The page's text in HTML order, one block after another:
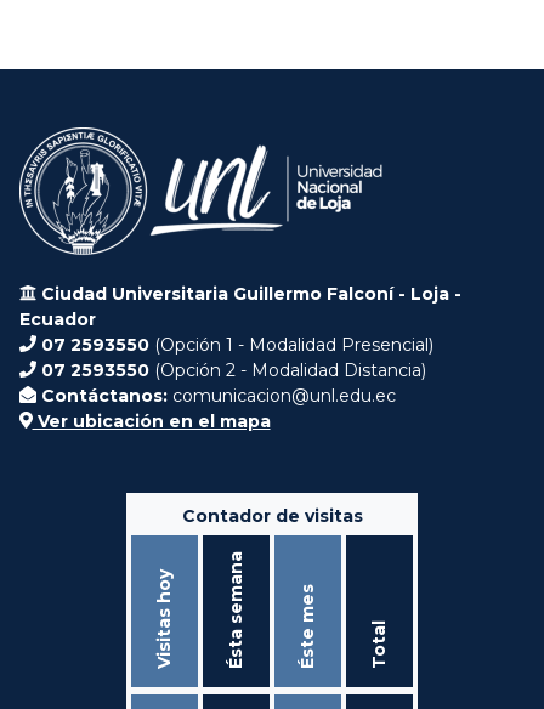
Ciudad Universitaria Guillermo Falconí - Loja -
Ecuador
07 2593550 (Opción 1 - Modalidad Presencial)
07 2593550 (Opción 2 - Modalidad Distancia)
Contáctanos: comunicacion@unl.edu.ec
Ver ubicación en el mapa
Contador de visitas
Visitas hoy Ésta semana Éste mes Total